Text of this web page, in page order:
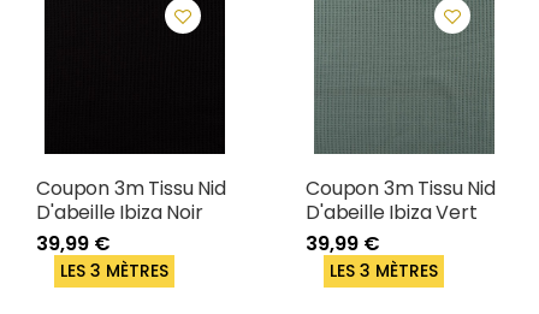
Coupon 3m Tissu Nid
D'abeille Ibiza Noir
39,99 €
LES 3 MÈTRES
Coupon 3m Tissu Nid
D'abeille Ibiza Vert
39,99 €
LES 3 MÈTRES